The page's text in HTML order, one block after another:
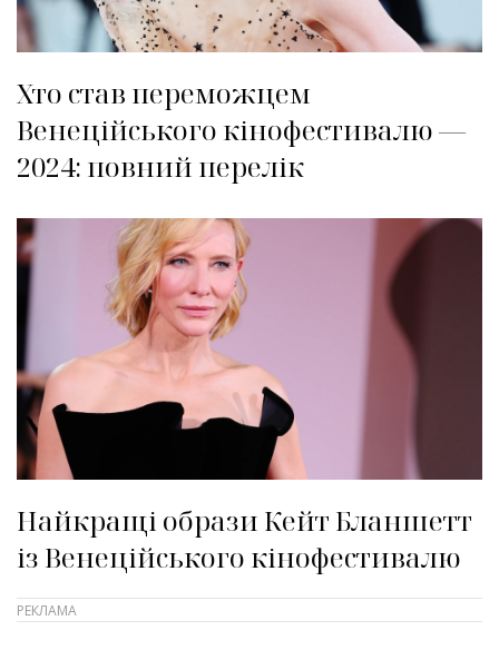
Хто став переможцем
Венеційського кінофестивалю —
2024: повний перелік
Найкращі образи Кейт Бланшетт
із Венеційського кінофестивалю